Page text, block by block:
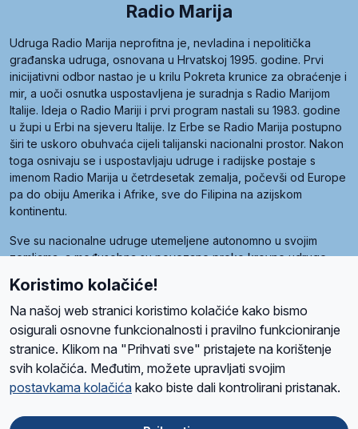
Radio Marija
Udruga Radio Marija neprofitna je, nevladina i nepolitička
građanska udruga, osnovana u Hrvatskoj 1995. godine. Prvi
inicijativni odbor nastao je u krilu Pokreta krunice za obraćenje i
mir, a uoči osnutka uspostavljena je suradnja s Radio Marijom
Italije. Ideja o Radio Mariji i prvi program nastali su 1983. godine
u župi u Erbi na sjeveru Italije. Iz Erbe se Radio Marija postupno
širi te uskoro obuhvaća cijeli talijanski nacionalni prostor. Nakon
toga osnivaju se i uspostavljaju udruge i radijske postaje s
imenom Radio Marija u četrdesetak zemalja, počevši od Europe
pa do obiju Amerika i Afrike, sve do Filipina na azijskom
kontinentu.
Sve su nacionalne udruge utemeljene autonomno u svojim
zemljama, a međusobna su povezane preko krovne udruge
Radio Maria). Svjetsku obitelj utemeljilo je sedam članica, među
kojima je i hrvatska Udruga Radio Marija.
O namaRadio ProgramVolonteriPrijateljiKontaktPravila privatnosti
Ova stranica je zaštićena Google reCAPTCHA sustavom
Koristimo kolačiće!
Na našoj web stranici koristimo kolačiće kako bismo
osigurali osnovne funkcionalnosti i pravilno funkcioniranje
stranice. Klikom na "Prihvati sve" pristajete na korištenje
svih kolačića. Međutim, možete upravljati svojim
postavkama kolačića kako biste dali kontrolirani pristanak.